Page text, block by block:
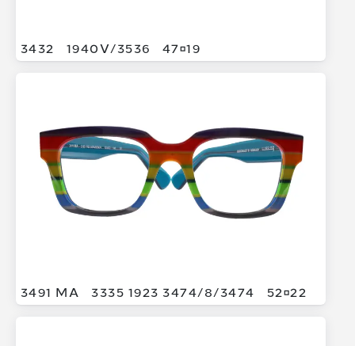
3432 1940V/3536 4719
3491 MA 3335 1923 3474/8/3474 5222